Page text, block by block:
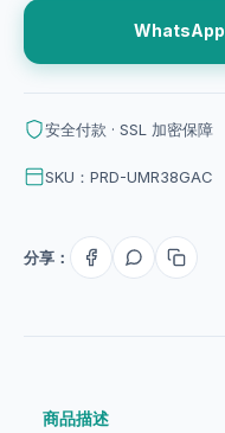
WhatsApp
安全付款 · SSL 加密保障
SKU：PRD-UMR38GAC
分享：
商品描述